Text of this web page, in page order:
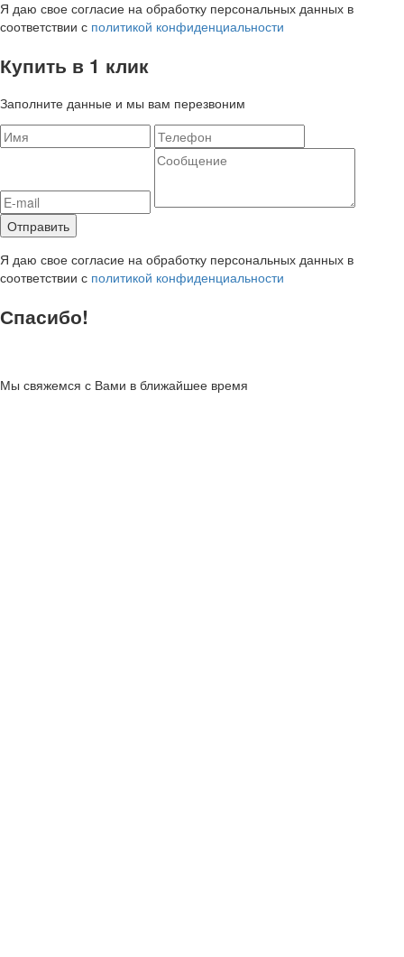
Я даю свое согласие на обработку персональных данных в
соответствии с политикой конфиденциальности
Купить в 1 клик
Заполните данные и мы вам перезвоним
Я даю свое согласие на обработку персональных данных в
соответствии с политикой конфиденциальности
Спасибо!
Мы свяжемся с Вами в ближайшее время